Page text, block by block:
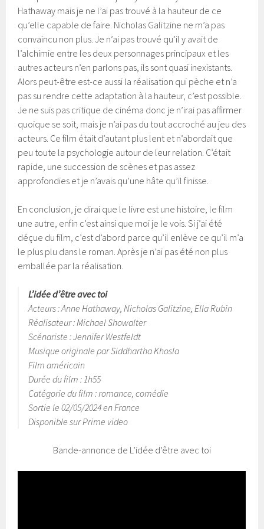
Hathaway mais je ne l’ai pas trouvé à la hauteur de ce
qu’elle capable de faire. Nicholas Galitzine ne m’a pas
convaincu non plus. Je n’ai pas trouvé qu’il y avait de
l’alchimie entre les deux personnages principaux et les
autres acteurs n’en parlons pas, ils sont quasi inexistants.
Alors peut-être est-ce aussi la réalisation qui pèche et n’a
pas su rendre cette adaptation à la hauteur, c’est possible.
Je ne suis pas critique de cinéma donc je n’irai pas affirmer
quoique se soit, mais je n’ai pas du tout accroché au jeu des
acteurs. Ce film était d’autant plus lent et n’abordait que
peu toute la psychologie autour de leur relation. C’était
rapide, une succession de scènes et pas assez
approfondies et je n’avais qu’une hâte qu’il finisse.
En conclusion, je dirai que le livre est une histoire, le film
une autre, enfin c’est ainsi que moi je le vois. Si j’ai été
déçue du film, c’est d’abord parce qu’il enlève ce qu’il m’a
le plus plu dans le roman. Après je n’ai pas été non plus
emballée par la réalisation.
L’idée d’être avec toi
Acteurs : Anne Hathaway, Nicholas Galitzine, Ella Rubin
Réalisateur : Michael Showalter
Scénariste : Jennifer Westfeldt
Musique originale par Siddhartha Khosla
Film américain
Durée du film : 1h55
Catégorie du film : romance, comédie
Sortie le 02/05/2024 en France
Disponible sur Prime video
Bande-annonce de L’idée d’être avec toi